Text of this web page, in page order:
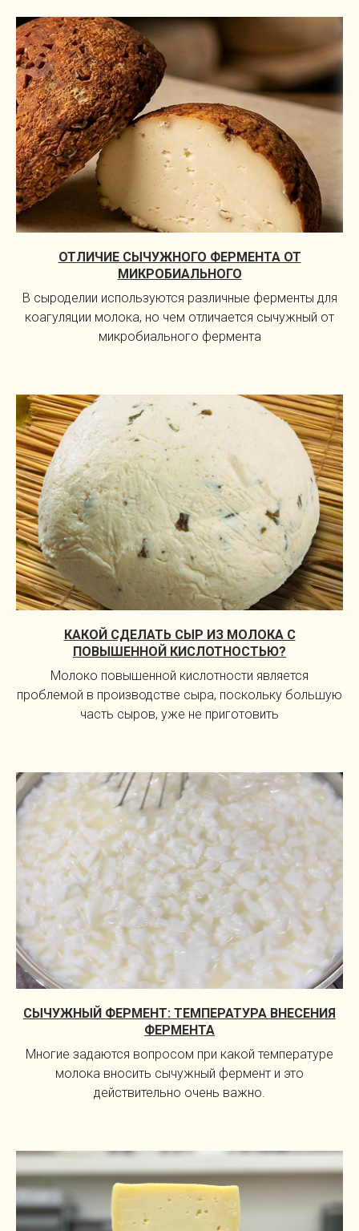
ОТЛИЧИЕ СЫЧУЖНОГО ФЕРМЕНТА ОТ
МИКРОБИАЛЬНОГО
В сыроделии используются различные ферменты для
коагуляции молока, но чем отличается сычужный от
микробиального фермента
КАКОЙ СДЕЛАТЬ СЫР ИЗ МОЛОКА С
ПОВЫШЕННОЙ КИСЛОТНОСТЬЮ?
Молоко повышенной кислотности является
проблемой в производстве сыра, поскольку большую
часть сыров, уже не приготовить
СЫЧУЖНЫЙ ФЕРМЕНТ: ТЕМПЕРАТУРА ВНЕСЕНИЯ
ФЕРМЕНТА
Многие задаются вопросом при какой температуре
молока вносить сычужный фермент и это
действительно очень важно.